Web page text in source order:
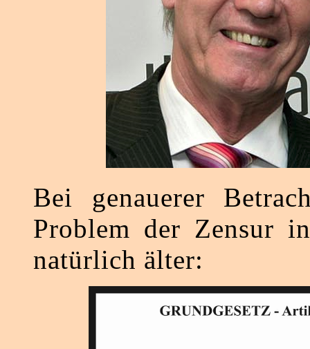
Bei genauerer
Problem der Zensur
natürlich älter: